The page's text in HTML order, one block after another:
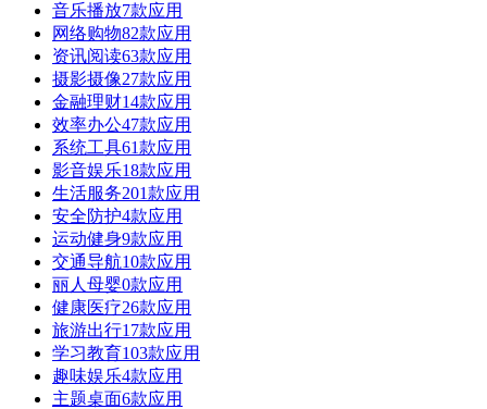
音乐播放7款应用
网络购物82款应用
资讯阅读63款应用
摄影摄像27款应用
金融理财14款应用
效率办公47款应用
系统工具61款应用
影音娱乐18款应用
生活服务201款应用
安全防护4款应用
运动健身9款应用
交通导航10款应用
丽人母婴0款应用
健康医疗26款应用
旅游出行17款应用
学习教育103款应用
趣味娱乐4款应用
主题桌面6款应用